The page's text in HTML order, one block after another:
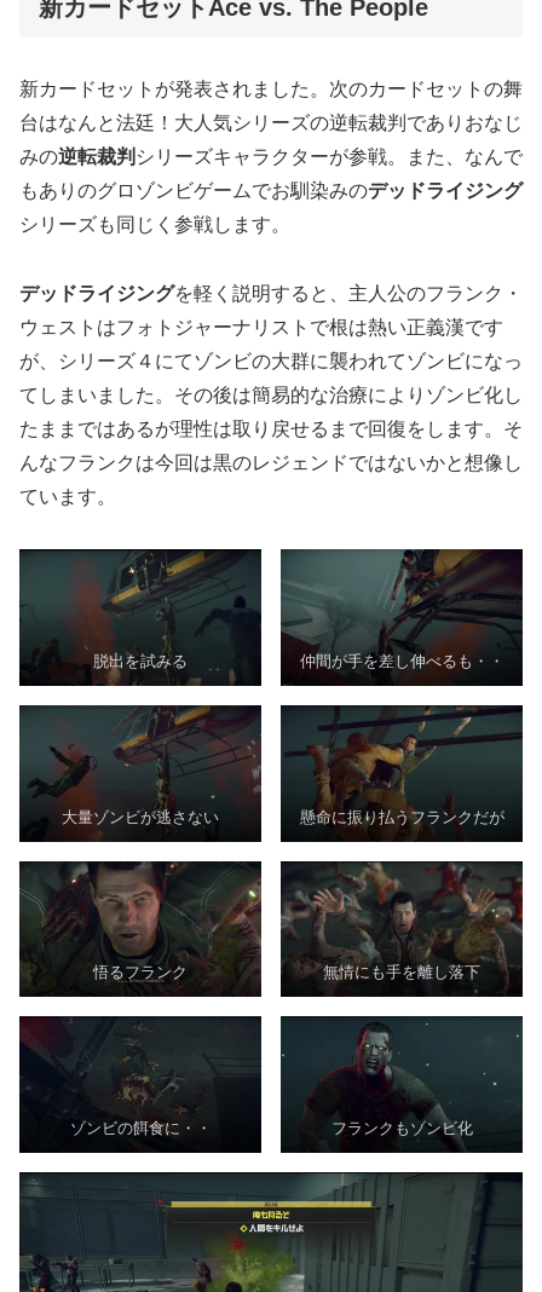
新カードセットAce vs. The People
新カードセットが発表されました。次のカードセットの舞
台はなんと法廷！大人気シリーズの逆転裁判でありおなじ
みの逆転裁判 シリーズキャラクターが参戦。また、なんで
もありのグロゾンビゲームでお馴染みのデッドライジング
シリーズも同じく参戦します。
デッドライジングを軽く説明すると、主人公のフランク・
ウェストはフォトジャーナリストで根は熱い正義漢です
が、シリーズ４にてゾンビの大群に襲われてゾンビになっ
てしまいました。その後は簡易的な治療によりゾンビ化し
たままではあるが理性は取り戻せるまで回復をします。そ
んなフランクは今回は黒のレジェンドではないかと想像し
ています。
脱出を試みる 仲間が手を差し伸べるも・・
大量ゾンビが逃さない 懸命に振り払うフランクだが
悟るフランク 無情にも手を離し落下
ゾンビの餌食に・・ フランクもゾンビ化